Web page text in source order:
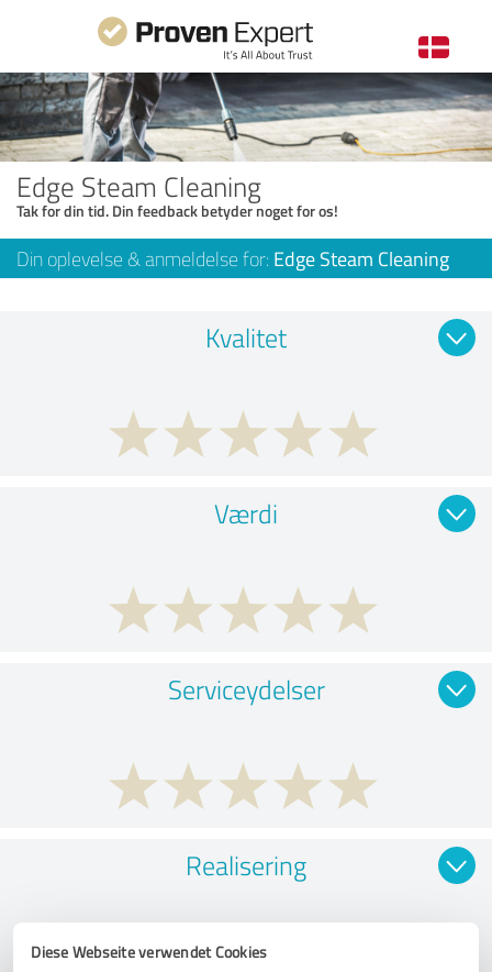
Diese Webseite verwendet Cookies
Edge Steam Cleaning
Tak for din tid. Din feedback betyder noget for os!
Din oplevelse & anmeldelse for: Edge Steam Cleaning
Kvalitet
Værdi
Serviceydelser
Realisering